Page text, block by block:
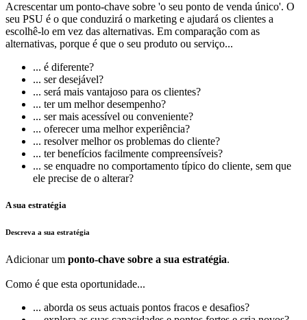
Acrescentar um ponto-chave sobre 'o seu ponto de venda único'. O
seu PSU é o que conduzirá o marketing e ajudará os clientes a
escolhê-lo em vez das alternativas. Em comparação com as
alternativas, porque é que o seu produto ou serviço...
... é diferente?
... ser desejável?
... será mais vantajoso para os clientes?
... ter um melhor desempenho?
... ser mais acessível ou conveniente?
... oferecer uma melhor experiência?
... resolver melhor os problemas do cliente?
... ter benefícios facilmente compreensíveis?
... se enquadre no comportamento típico do cliente, sem que
ele precise de o alterar?
A sua estratégia
Descreva a sua estratégia
Adicionar um ponto-chave sobre a sua estratégia.
Como é que esta oportunidade...
... aborda os seus actuais pontos fracos e desafios?